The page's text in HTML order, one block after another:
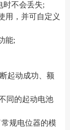
时不会丢失;
用，并可自定义
能;
起动成功、额
同的起动电池
规电位器的模